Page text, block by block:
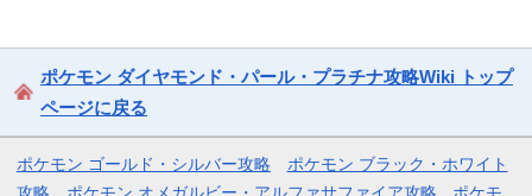
ポケモン ダイヤモンド・パール・プラチナ攻略Wiki トップ
ページに戻る
ポケモン ゴールド・シルバー攻略
ポケモン ブラック・ホワイト